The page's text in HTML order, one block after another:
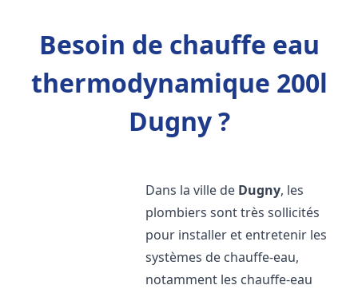
Besoin de chauffe eau
thermodynamique 200l
Dugny ?
Dans la ville de Dugny, les
plombiers sont très sollicités
pour installer et entretenir les
systèmes de chauffe-eau,
notamment les chauffe-eau